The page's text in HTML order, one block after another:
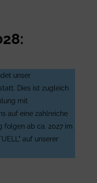
unser
Dies ist zugleich
mit
auf eine zahlreiche
folgen ab ca. 2027 im
auf unserer